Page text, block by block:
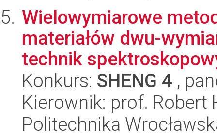
Wielowymiarowe
materiałów dwu-
technik
Konkurs: SHENG 4 ,
Kierownik: prof. Robert
Politechnika